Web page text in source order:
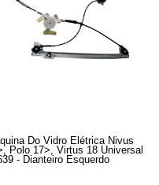
Do Vidro Elétrica Nivus
Polo 17>, Virtus 18 Universal
- Dianteiro Esquerdo